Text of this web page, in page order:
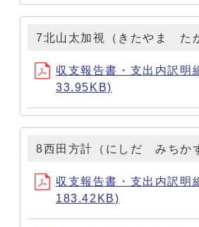
7北山太加視（きたやま た
収支報告書・支出内訳明
33.95KB)
8西田方計（にしだ みちか
収支報告書・支出内訳明
183.42KB)